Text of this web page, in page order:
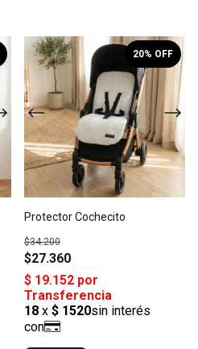
1/4
Protector Cochecito
$27.360
$34.200
20% OFF